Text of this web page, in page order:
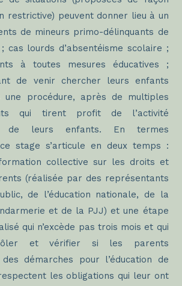
restrictive) peuvent donner lieu à un
de mineurs primo-délinquants de
cas lourds d’absentéisme scolaire ;
à toutes mesures éducatives ;
de venir chercher leurs enfants
une procédure, après de multiples
qui tirent profit de l’activité
de leurs enfants. En termes
ce stage s’articule en deux temps :
collective sur les droits et
(réalisée par des représentants
de l’éducation nationale, de la
et de la PJJ) et une étape
qui n’excède pas trois mois et qui
et vérifier si les parents
démarches pour l’éducation de
les obligations qui leur ont